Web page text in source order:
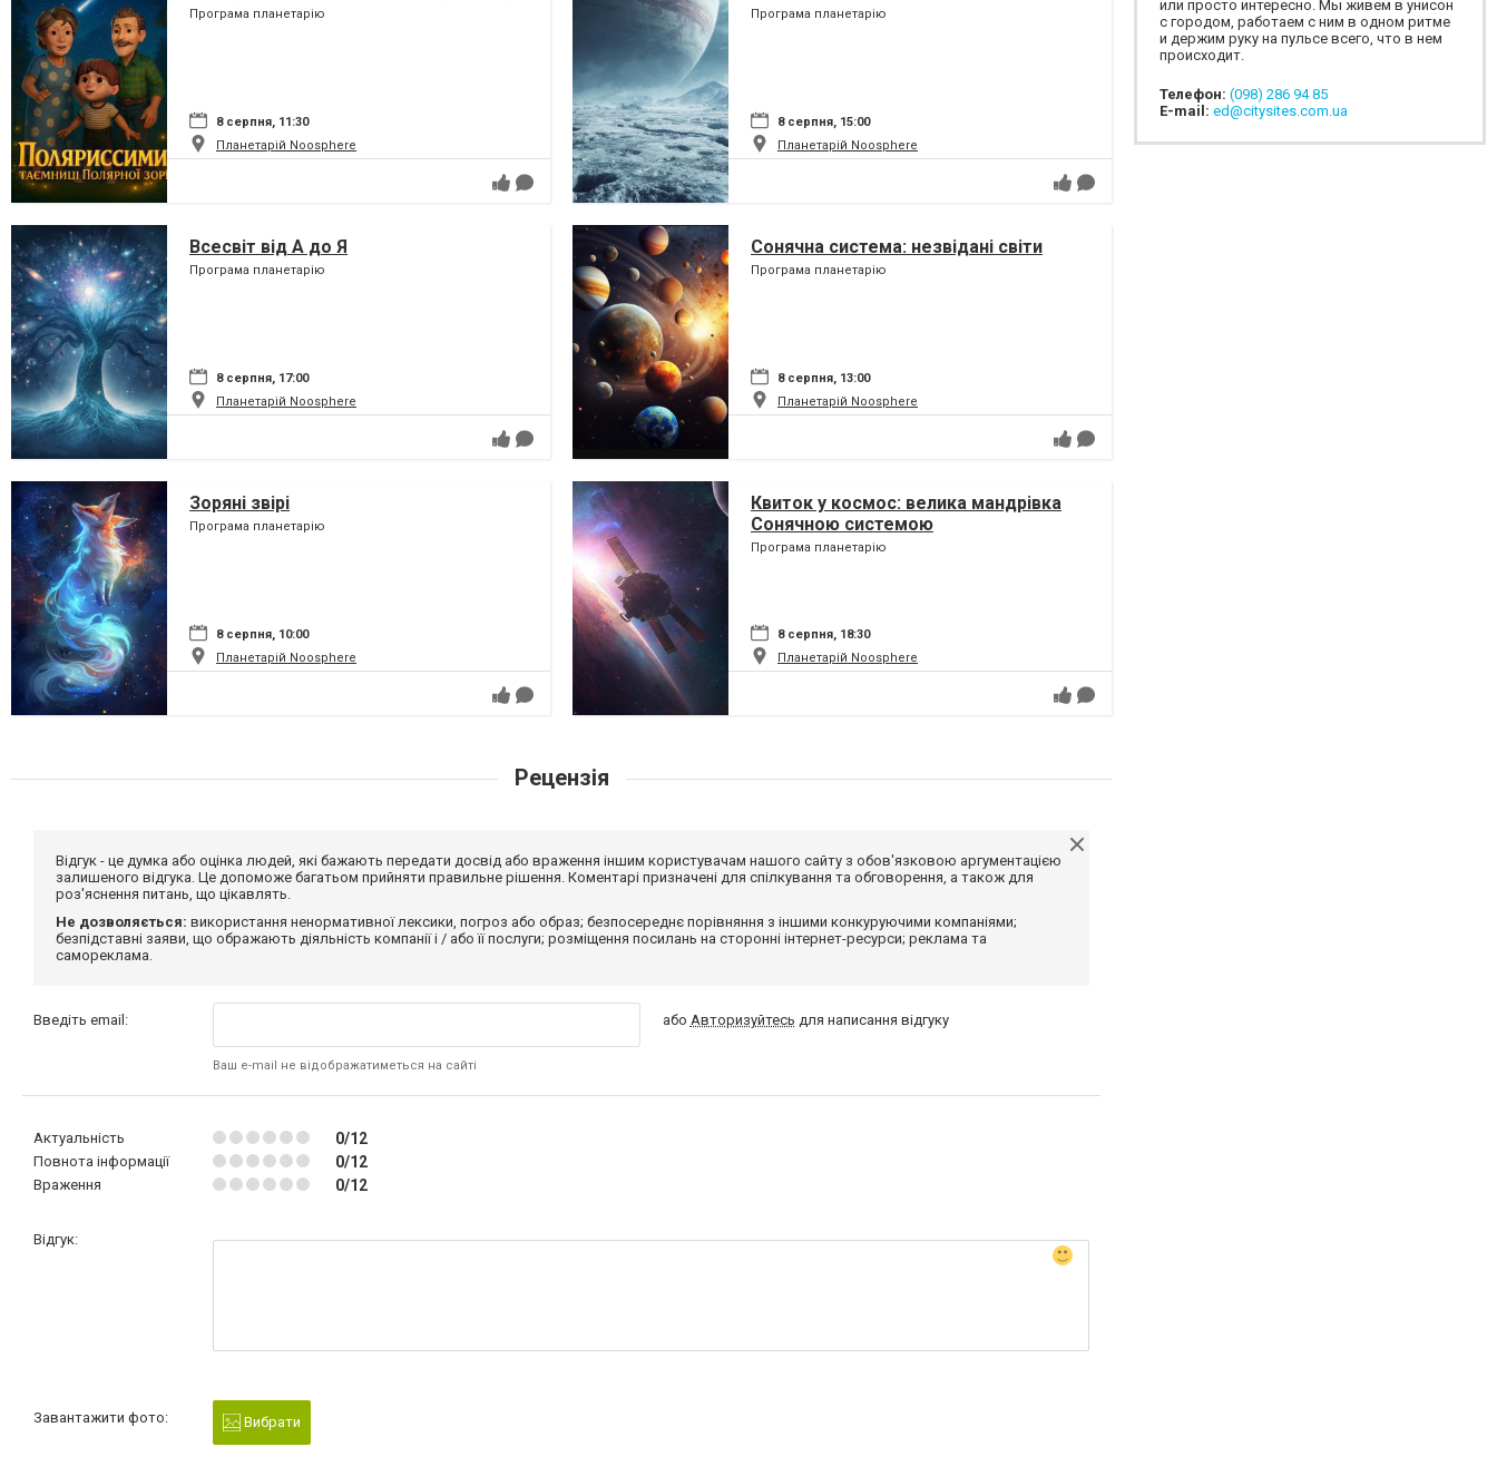
Програма планетарію
8 серпня, 11:30
Планетарій Noosphere
Програма планетарію
8 серпня, 15:00
Планетарій Noosphere
Всесвіт від А до Я
Програма планетарію
8 серпня, 17:00
Планетарій Noosphere
Сонячна система: незвідані світи
Програма планетарію
8 серпня, 13:00
Планетарій Noosphere
Зоряні звірі
Програма планетарію
8 серпня, 10:00
Планетарій Noosphere
Квиток у космос: велика мандрівка
Сонячною системою
Програма планетарію
8 серпня, 18:30
Планетарій Noosphere
Рецензія
Відгук - це думка або оцінка людей, які бажають передати досвід або враження іншим користувачам нашого сайту з обов'язковою аргументацією
залишеного відгука. Це допоможе багатьом прийняти правильне рішення. Коментарі призначені для спілкування та обговорення, а також для
роз'яснення питань, що цікавлять.
Не дозволяється: використання ненормативної лексики, погроз або образ; безпосереднє порівняння з іншими конкуруючими компаніями;
безпідставні заяви, що ображають діяльність компанії і / або її послуги; розміщення посилань на сторонні інтернет-ресурси; реклама та
самореклама.
Введіть email:
Ваш e-mail не відображатиметься на сайті
або Авторизуйтесь для написання відгуку
Актуальність 0/12
Повнота інформації 0/12
Враження 0/12
Відгук:
Завантажити фото: Вибрати
или просто интересно. Мы живем в унисон
с городом, работаем с ним в одном ритме
и держим руку на пульсе всего, что в нем
происходит.
Телефон: (098) 286 94 85
E-mail: ed@citysites.com.ua